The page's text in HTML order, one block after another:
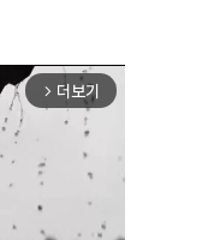
arrow_forward_ios 더보기